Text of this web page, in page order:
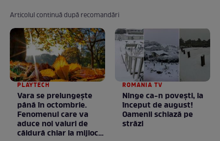
Articolul continuă după recomandări
PLAYTECH
Vara se prelungeşte
până în octombrie.
Fenomenul care va
aduce noi valuri de
căldură chiar la mijlocul
ROMANIA TV
Ninge ca-n povești, la
început de august!
Oamenii schiază pe
străzi